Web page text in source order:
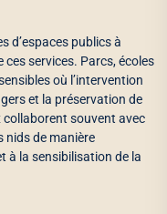
d’espaces publics à
services. Parcs, écoles
où l’intervention
et la préservation de
collaborent souvent avec
nids de manière
à la sensibilisation de la